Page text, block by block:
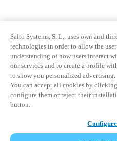
Salto Systems, S. L., uses own and
technologies in order to allow the
understanding of how users interact
our services and to create a profile
to show you personalized advertising.
You can accept all cookies by
configure them or reject their
button.